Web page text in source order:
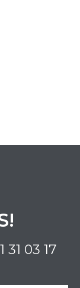
31 03 17